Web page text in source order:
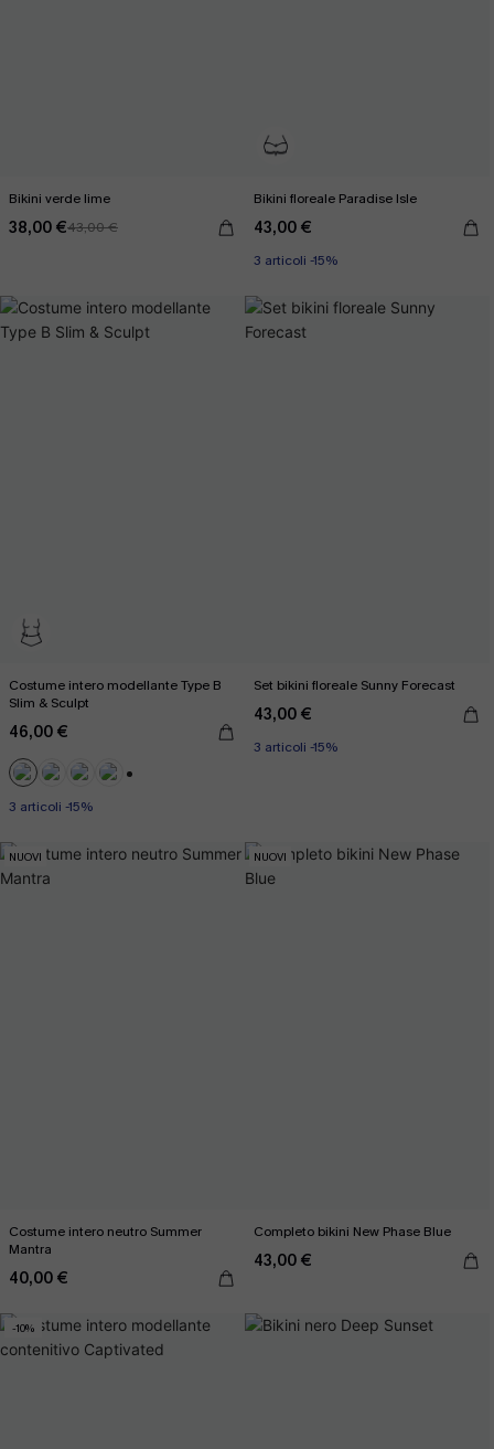
Bikini verde lime
38,00 €43,00 €
Bikini floreale Paradise Isle
43,00 €
3 articoli -15%
Costume intero modellante Type B
Slim & Sculpt
46,00 €
3 articoli -15%
Set bikini floreale Sunny Forecast
43,00 €
3 articoli -15%
NUOVI
Costume intero neutro Summer
Mantra
40,00 €
NUOVI
Completo bikini New Phase Blue
43,00 €
-10%